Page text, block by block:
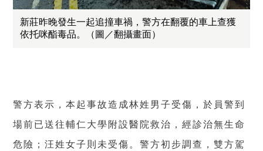
新莊昨晚發生一起追撞車禍，警方在翻覆的車上查獲
依托咪酯毒品。（圖／翻攝畫面）
警方表示，本起事故造成林姓男子受傷，於員警到
場前已送往輔仁大學附設醫院救治，經診治無生命
危險；汪姓女子則未受傷。警方初步調查，雙方駕